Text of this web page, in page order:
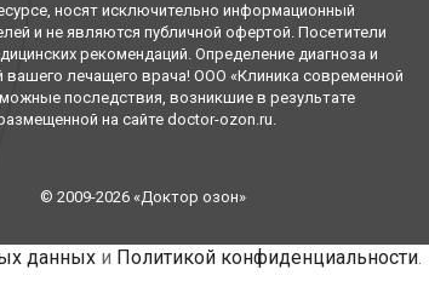
носят исключительно информационный
и не являются публичной офертой. Посетители
рекомендаций. Определение диагноза и
лечащего врача! ООО «Клиника современной
последствия, возникшие в результате
на сайте doctor-ozon.ru.
© 2009-2026 «Доктор озон»
данных и Политикой конфиденциальности.